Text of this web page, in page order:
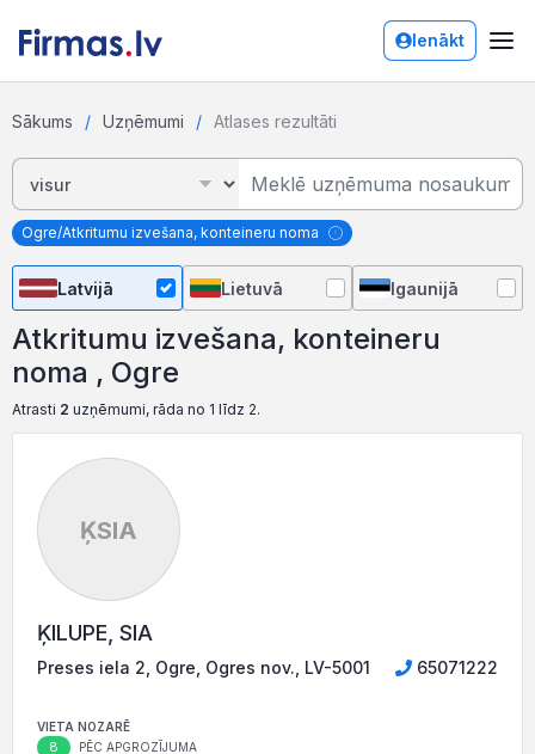
Ienākt
Sākums Uzņēmumi Atlases rezultāti
Ogre/Atkritumu izvešana, konteineru noma
Latvijā Lietuvā Igaunijā
Atkritumu izvešana, konteineru
noma , Ogre
Atrasti 2 uzņēmumi, rāda no 1 līdz 2.
ĶSIA
ĶILUPE, SIA
Preses iela 2, Ogre, Ogres nov., LV-5001 65071222
VIETA NOZARĒ
8 PĒC APGROZĪJUMA